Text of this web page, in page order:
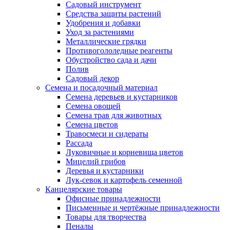
Садовый инструмент
Средства защиты растений
Удобрения и добавки
Уход за растениями
Металлические грядки
Противогололедные реагенты
Обустройство сада и дачи
Полив
Садовый декор
Семена и посадочный материал
Семена деревьев и кустарников
Семена овощей
Семена трав для животных
Семена цветов
Травосмеси и сидераты
Рассада
Луковичные и корневища цветов
Мицелий грибов
Деревья и кустарники
Лук-севок и картофель семенной
Канцелярские товары
Офисные принадлежности
Письменные и чертёжные принадлежности
Товары для творчества
Пеналы